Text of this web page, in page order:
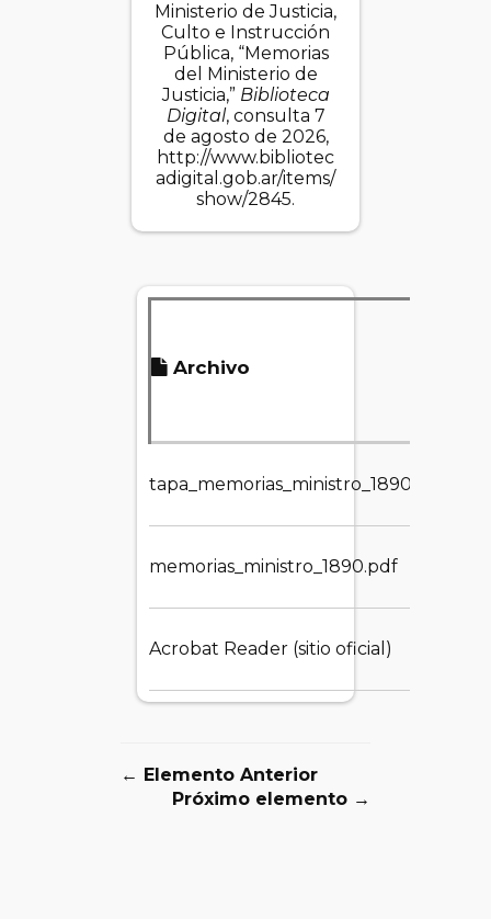
Ministerio de Justicia,
Culto e Instrucción
Pública, “Memorias
del Ministerio de
Justicia,” Biblioteca
Digital, consulta 7
de agosto de 2026,
http://www.bibliotec
adigital.gob.ar/items/
show/2845.
Archivo
tapa_memorias_ministro_1890.jpg
memorias_ministro_1890.pdf
Acrobat Reader (sitio oficial)
← Elemento Anterior
Próximo elemento →